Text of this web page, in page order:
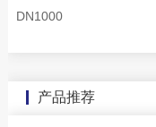
DN1000
产品推荐